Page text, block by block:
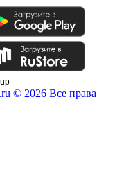
© 2026 Все права